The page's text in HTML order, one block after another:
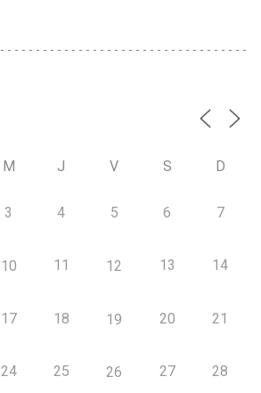
M J V S D
3 4 5 6 7
10 11 12 13 14
17 18 19 20 21
24 25 26 27 28